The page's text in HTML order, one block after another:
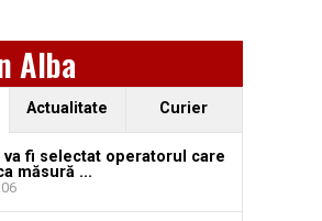
Alba
Actualitate Curier
va fi selectat operatorul care
măsură ...